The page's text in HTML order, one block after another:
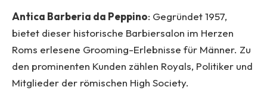
Antica Barberia da Peppino: Gegründet 1957,
bietet dieser historische Barbiersalon im Herzen
Roms erlesene Grooming-Erlebnisse für Männer. Zu
den prominenten Kunden zählen Royals, Politiker und
Mitglieder der römischen High Society.